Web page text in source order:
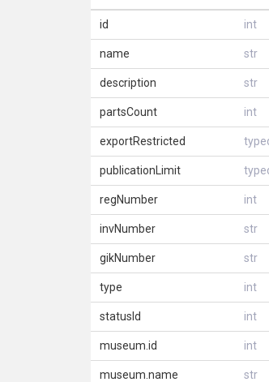
id int
name str
description str
partsCount int
exportRestricted
publicationLimit
regNumber int
invNumber str
gikNumber str
type int
statusId int
museum.id int
museum.name str